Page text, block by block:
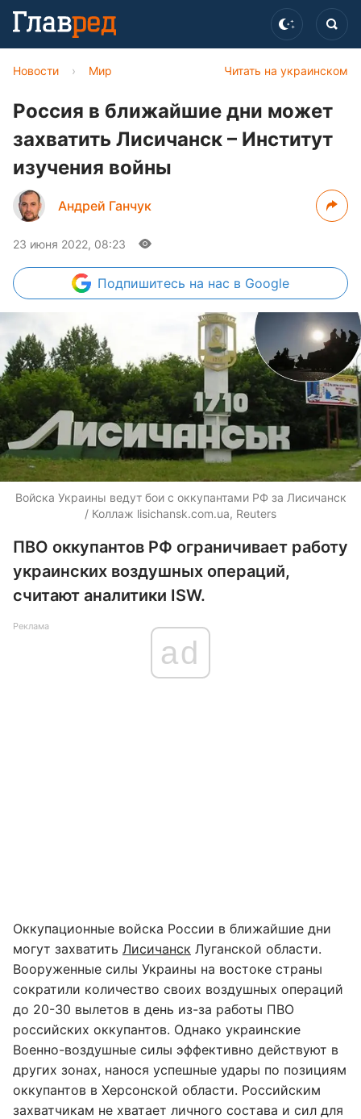
Читать на украинском
Новости › Мир
Россия в ближайшие дни может
захватить Лисичанск – Институт
изучения войны
Андрей Ганчук
23 июня 2022, 08:23
Подпишитесь на нас в Google
Войска Украины ведут бои с оккупантами РФ за Лисичанск
/ Коллаж lisichansk.com.ua, Reuters
ПВО оккупантов РФ ограничивает работу
украинских воздушных операций,
считают аналитики ISW.
Реклама
ad
Оккупационные войска России в ближайшие дни
могут захватить Лисичанск Луганской области.
Вооруженные силы Украины на востоке страны
сократили количество своих воздушных операций
до 20-30 вылетов в день из-за работы ПВО
российских оккупантов. Однако украинские
Военно-воздушные силы эффективно действуют в
других зонах, нанося успешные удары по позициям
оккупантов в Херсонской области. Российским
захватчикам не хватает личного состава и сил для